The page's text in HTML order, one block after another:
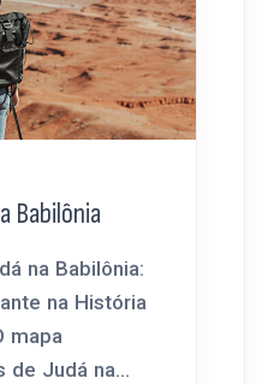
Babilônia
na Babilônia:
na História
mapa
de Judá na...